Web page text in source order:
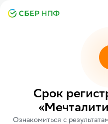
Срок
Ознакомиться с